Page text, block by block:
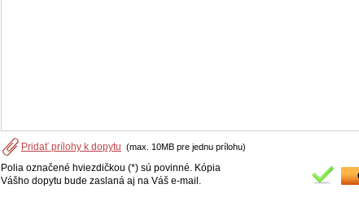
Pridať prílohy k dopytu (max. 10MB pre jednu prílohu)
Polia označené hviezdičkou (*) sú povinné. Kópia
Vášho dopytu bude zaslaná aj na Váš e-mail.